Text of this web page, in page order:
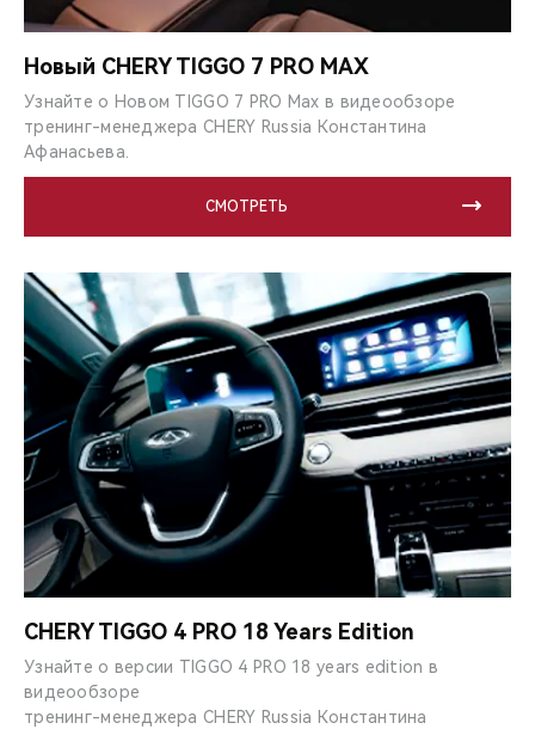
Новый CHERY TIGGO 7 PRO MAX
Узнайте о Новом TIGGO 7 PRO Max в видеообзоре
тренинг-менеджера CHERY Russia Константина
Афанасьева.
СМОТРЕТЬ
CHERY TIGGO 4 PRO 18 Years Edition
Узнайте о версии TIGGO 4 PRO 18 years edition в
видеообзоре
тренинг-менеджера CHERY Russia Константина